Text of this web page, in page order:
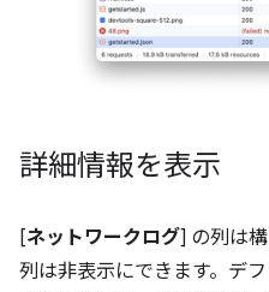
詳細情報を表示
[ネットワークログ] の列は
列は非表示にできます。デ